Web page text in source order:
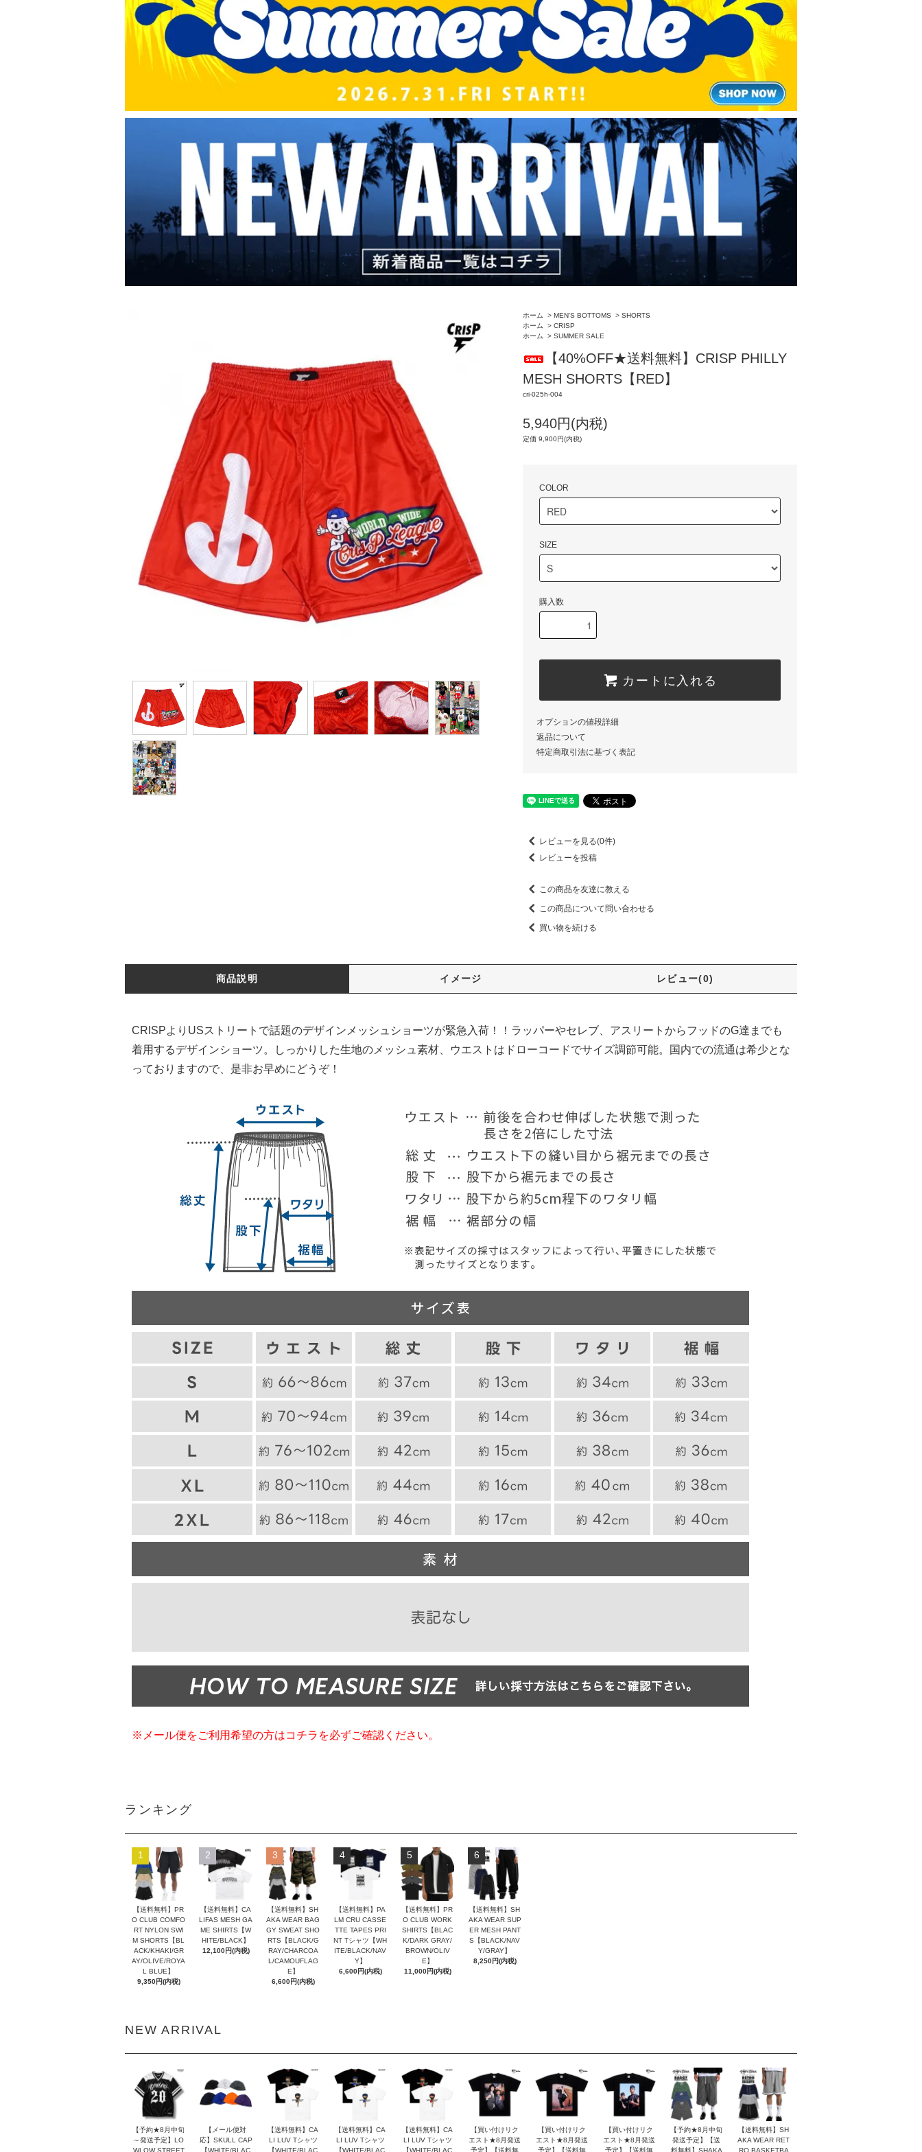
ホーム > MEN'S BOTTOMS > SHORTS
ホーム
> CRISP
ホーム
> SUMMER SALE
【40%OFF★送料無料】CRISP PHILLY
MESH SHORTS【RED】
cri-025h-004
5,940円(内税)
定価 9,900円(内税)
COLOR
SIZE
購入数
カートに入れる
オプションの値段詳細
返品について
特定商取引法に基づく表記
レビューを見る(0件)
レビューを投稿
この商品を友達に教える
この商品について問い合わせる
買い物を続ける
商品説明 イメージ レビュー(0)
CRISPよりUSストリートで話題のデザインメッシュショーツが緊急入荷！！ラッパーやセレブ、アスリートからフッドのG達までも
着用するデザインショーツ。しっかりした生地のメッシュ素材、ウエストはドローコードでサイズ調節可能。国内での流通は希少とな
っておりますので、是非お早めにどうぞ！
※メール便をご利用希望の方はコチラを必ずご確認ください。
ランキング
1
【送料無料】PR
O CLUB COMFO
RT NYLON SWI
M SHORTS【BL
ACK/KHAKI/GR
AY/OLIVE/ROYA
L BLUE】
9,350円(内税)
2
【送料無料】CA
LIFAS MESH GA
ME SHIRTS【W
HITE/BLACK】
12,100円(内税)
3
【送料無料】SH
AKA WEAR BAG
GY SWEAT SHO
RTS【BLACK/G
RAY/CHARCOA
L/CAMOUFLAG
E】
6,600円(内税)
4
【送料無料】PA
LM CRU CASSE
TTE TAPES PRI
NT Tシャツ【WH
ITE/BLACK/NAV
Y】
6,600円(内税)
5
【送料無料】PR
O CLUB WORK
SHIRTS【BLAC
K/DARK GRAY/
BROWN/OLIV
E】
11,000円(内税)
6
【送料無料】SH
AKA WEAR SUP
ER MESH PANT
S【BLACK/NAV
Y/GRAY】
8,250円(内税)
NEW ARRIVAL
【予約★8月中旬
～発送予定】LO
WLOW STREET
【メール便対
応】SKULL CAP
【WHITE/BLAC
【送料無料】CA
LI LUV Tシャツ
【WHITE/BLAC
【送料無料】CA
LI LUV Tシャツ
【WHITE/BLAC
【送料無料】CA
LI LUV Tシャツ
【WHITE/BLAC
【買い付けリク
エスト★8月発送
予定】【送料無
【買い付けリク
エスト★8月発送
予定】【送料無
【買い付けリク
エスト★8月発送
予定】【送料無
【予約★8月中旬
発送予定】【送
料無料】SHAKA
【送料無料】SH
AKA WEAR RET
RO BASKETBA